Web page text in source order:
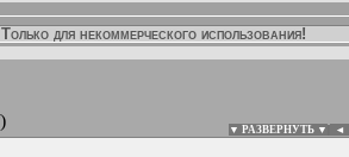
для некоммерческого использования!
▼ РАЗВЕРНУТЬ ▼ ◄